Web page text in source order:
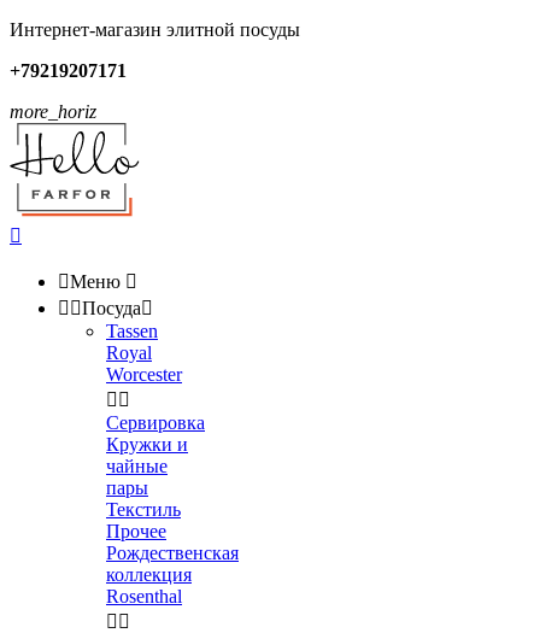
Интернет-магазин элитной посуды
+79219207171
more_horiz

Меню 
 Посуда
Tassen
Royal
Worcester
 
Сервировка
Кружки и
чайные
пары
Текстиль
Прочее
Рождественская
коллекция
Rosenthal
 